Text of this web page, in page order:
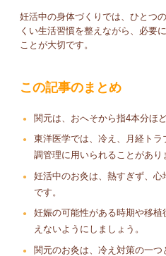
妊活中の身体づくりでは、ひとつ
くい生活習慣を整えながら、必要
ことが大切です。
この記事のまとめ
関元は、おへそから指4本分ほ
東洋医学では、冷え、月経ト
調管理に用いられることがあり
妊活中のお灸は、熱すぎず、
です。
妊娠の可能性がある時期や移
えないようにしましょう。
関元のお灸は、冷え対策の一